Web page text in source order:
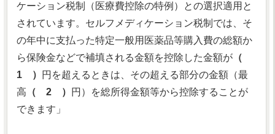
ケーション税制（医療費控除の特例）との選択適用と
されています。セルフメディケーション税制では、そ
の年中に支払った特定一般用医薬品等購入費の総額か
ら保険金などで補填される金額を控除した金額が （
1 ）
円を超えるときは、その超える部分の金額（最
高 （ 2 ）
円）を総所得金額等から控除することが
できます」